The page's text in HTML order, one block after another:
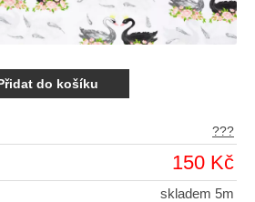
???
150 Kč
skladem 5m